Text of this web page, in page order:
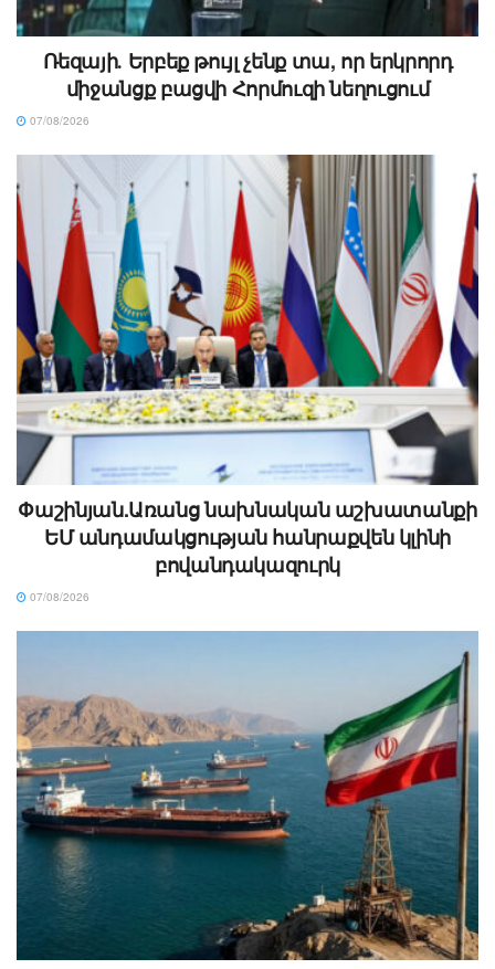
Ռեզայի․ Երբեք թույլ չենք տա, որ երկրորդ
միջանցք բացվի Հորմուզի նեղուցում
07/08/2026
Փաշինյան.Առանց նախնական աշխատանքի
ԵՄ անդամակցության հանրաքվեն կլինի
բովանդակազուրկ
07/08/2026